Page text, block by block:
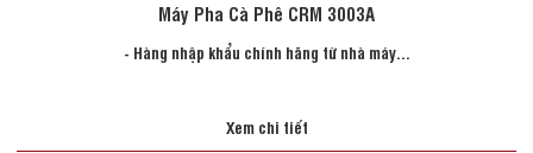
Máy Pha Cà Phê CRM 3003A
- Hàng nhập khẩu chính hãng từ nhà máy...
Xem chi tiết